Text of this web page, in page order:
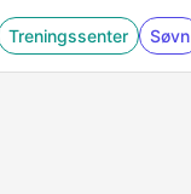
Treningssenter Søvn